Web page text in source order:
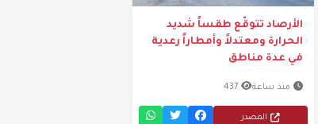
الأرصاد تتوقّع طقساً شديد
الحرارة ومعتدلاً وأمطاراً رعدية
في عدة مناطق
منذ ساعة 437
المصدر